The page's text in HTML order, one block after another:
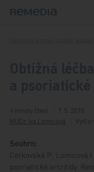
4 minuty čtení 7. 5. 2018
MUDr. Iva Lomicová
Vyšlo
Souhrn:
Cetkovská P, Lomicová
psoriatické artritidy.